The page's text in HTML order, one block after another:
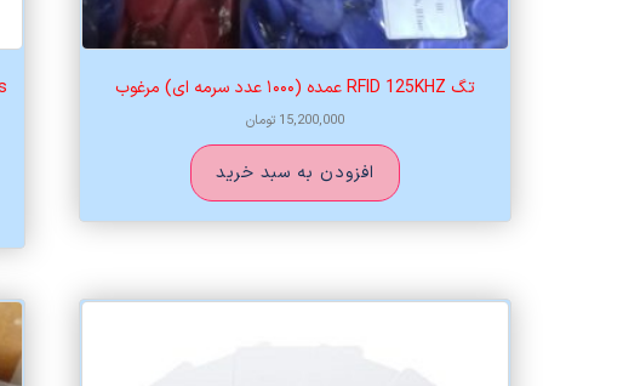
تگ RFID 125KHZ عمده (۱۰۰۰ عدد سرمه ای) مرغوب
15,200,000 تومان
افزودن به سبد خرید